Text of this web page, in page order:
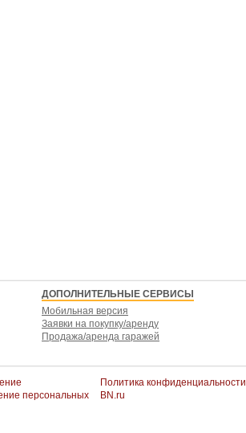
ДОПОЛНИТЕЛЬНЫЕ СЕРВИСЫ
Мобильная версия
Заявки на покупку/аренду
Продажа/аренда гаражей
персональных
Политика конфиденциальности
BN.ru